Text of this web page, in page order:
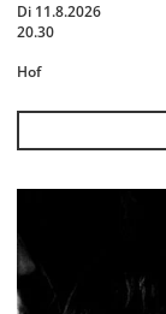
Di 11.8.2026
20.30
Hof